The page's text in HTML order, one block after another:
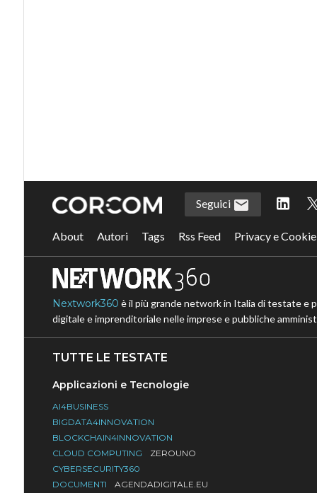
Seguici
About Autori Tags Rss Feed Privacy e
Nextwork360 è il più grande network in Italia di testate e
digitale e imprenditoriale nelle imprese e pubbliche
TUTTE LE TESTATE
Applicazioni e Tecnologie
AI4BUSINESS
BIGDATA4INNOVATION
BLOCKCHAIN4INNOVATION
CLOUD COMPUTING
ZEROUNO
CYBERSECURITY360
DOCUMENTI
AGENDADIGITALE.EU